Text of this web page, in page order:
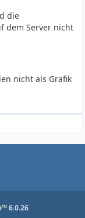
die
dem Server nicht
nicht als Grafik
6.0.26